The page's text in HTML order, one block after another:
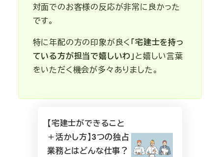
対面でのお客様の反応が非常に良かった
です。
特に年配の方の印象が良く 「宅建士を持っ
ている方が担当で嬉しいわ」と嬉しい言葉
をいただく機会が多々ありました。
【宅建士ができること
＋活かし方】3つの独占
業務とはどんな仕事？